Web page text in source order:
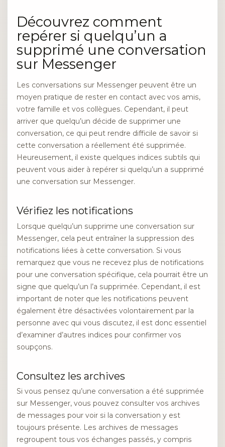
Découvrez comment
repérer si quelqu’un a
supprimé une conversation
sur Messenger
Les conversations sur Messenger peuvent être un
moyen pratique de rester en contact avec vos amis,
votre famille et vos collègues. Cependant, il peut
arriver que quelqu’un décide de supprimer une
conversation, ce qui peut rendre difficile de savoir si
cette conversation a réellement été supprimée.
Heureusement, il existe quelques indices subtils qui
peuvent vous aider à repérer si quelqu’un a supprimé
une conversation sur Messenger.
Vérifiez les notifications
Lorsque quelqu’un supprime une conversation sur
Messenger, cela peut entraîner la suppression des
notifications liées à cette conversation. Si vous
remarquez que vous ne recevez plus de notifications
pour une conversation spécifique, cela pourrait être un
signe que quelqu’un l’a supprimée. Cependant, il est
important de noter que les notifications peuvent
également être désactivées volontairement par la
personne avec qui vous discutez, il est donc essentiel
d’examiner d’autres indices pour confirmer vos
soupçons.
Consultez les archives
Si vous pensez qu’une conversation a été supprimée
sur Messenger, vous pouvez consulter vos archives
de messages pour voir si la conversation y est
toujours présente. Les archives de messages
regroupent tous vos échanges passés, y compris